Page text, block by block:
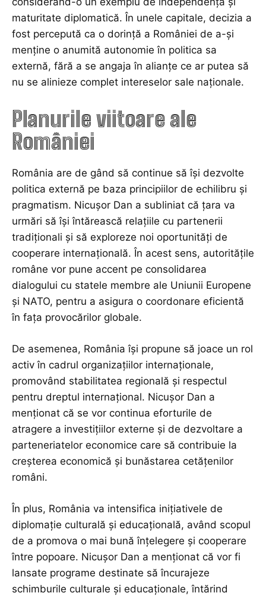
maturitate diplomatică. În unele capitale, decizia a
fost percepută ca o dorință a României de a-și
menține o anumită autonomie în politica sa
externă, fără a se angaja în alianțe ce ar putea să
nu se alinieze complet intereselor sale naționale.
Planurile viitoare ale
României
România are de gând să continue să își dezvolte
politica externă pe baza principiilor de echilibru și
pragmatism. Nicușor Dan a subliniat că țara va
urmări să își întărească relațiile cu partenerii
tradiționali și să exploreze noi oportunități de
cooperare internațională. În acest sens, autoritățile
române vor pune accent pe consolidarea
dialogului cu statele membre ale Uniunii Europene
și NATO, pentru a asigura o coordonare eficientă
în fața provocărilor globale.
De asemenea, România își propune să joace un rol
activ în cadrul organizațiilor internaționale,
promovând stabilitatea regională și respectul
pentru dreptul internațional. Nicușor Dan a
menționat că se vor continua eforturile de
atragere a investițiilor externe și de dezvoltare a
parteneriatelor economice care să contribuie la
creșterea economică și bunăstarea cetățenilor
români.
În plus, România va intensifica inițiativele de
diplomație culturală și educațională, având scopul
de a promova o mai bună înțelegere și cooperare
între popoare. Nicușor Dan a menționat că vor fi
lansate programe destinate să încurajeze
schimburile culturale și educaționale, întărind